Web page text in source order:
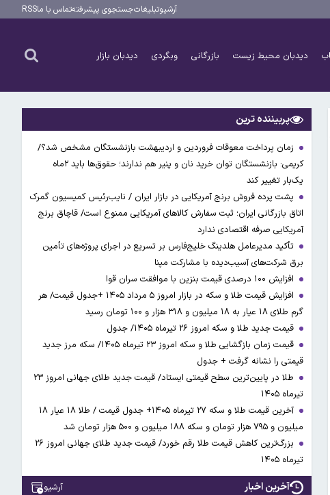
آرشیوتبلیغاتجستجوی پیشرفتهتماس با ماRSS
دیدبان محیط زیست بازرگانی وبگردی دیدبان بازار
پربیننده ترین
زمان پرداخت معوقات فروردین و اردیبهشت بازنشستگان مشخص شد؟/
کریمی: بازنشستگان توان خرید نان و پنیر هم ندارند؛ حقوق‌ها باید ۲ماه
یک‌بار تغییر کند
پشت پرده فروش برنج آمریکایی در بازار ایران / نایب‌رئیس کمیسیون گمرک
اتاق بازرگانی ایران؛ ثبت سفارش کالاهای آمریکایی ممنوع است/ قاچاق برنج
آمریکایی صرفه اقتصادی ندارد
تأکید مدیرعامل هلدینگ خلیج‌فارس بر تسریع در اجرای پروژه‌های تأمین
برق شرکت‌های آسیب‌دیده با مشارکت مپنا
افزایش ۱۰۰ درصدی قیمت بنزین با موافقت سران قوا
افزایش قیمت طلا و سکه در بازار امروز ۵ مرداد ۱۴۰۵ +جدول قیمت/ هر
گرم طلای ۱۸ عیار به ۱۸ میلیون و ۳۱۸ هزار و ۱۰۰ تومان رسید
قیمت جدید طلا و سکه امروز ۲۶ تیرماه ۱۴۰۵/ جدول
قیمت زمان بازگشایی طلا و سکه امروز ۲۳ تیرماه ۱۴۰۵/ سکه مرز جدید
قیمتی را نشانه گرفت + جدول
طلا در پایین‌ترین سطح قیمتی ایستاد/ قیمت جدید طلای جهانی امروز ۲۳
تیرماه ۱۴۰۵
آخرین قیمت طلا و سکه ۲۷ تیرماه ۱۴۰۵+ جدول قیمت / طلا ۱۸ عیار ۱۸
میلیون و ۷۹۵ هزار تومان و سکه ۱۸۸ میلیون و ۵۰۰ هزار تومان شد
بزرگ‌ترین کاهش قیمت طلا رقم خورد/ قیمت جدید طلای جهانی امروز ۲۶
تیرماه ۱۴۰۵
آخرین اخبار آرشیو